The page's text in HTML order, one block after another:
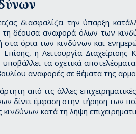
διασφαλίζει την ύπαρξη
τη δέουσα αναφορά όλων των
όρια των κινδύνων και
Επίσης, η Λειτουργία
τα σχετικά
αναφορές σε θέματα της
από τις άλλες
δίνει έμφαση στην τήρηση των
κατά τη λήψη